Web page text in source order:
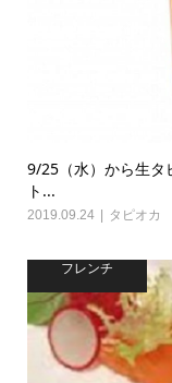
9/25（水）から生タ
ト...
2019.09.24 タピオカ
フレンチ